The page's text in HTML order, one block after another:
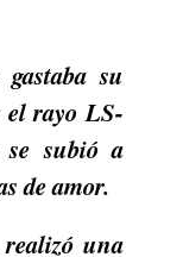
su
rayo LS-
subió a
de amor.
una